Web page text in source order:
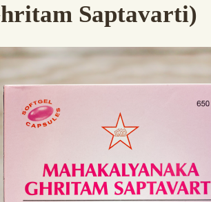
Saptavarti)